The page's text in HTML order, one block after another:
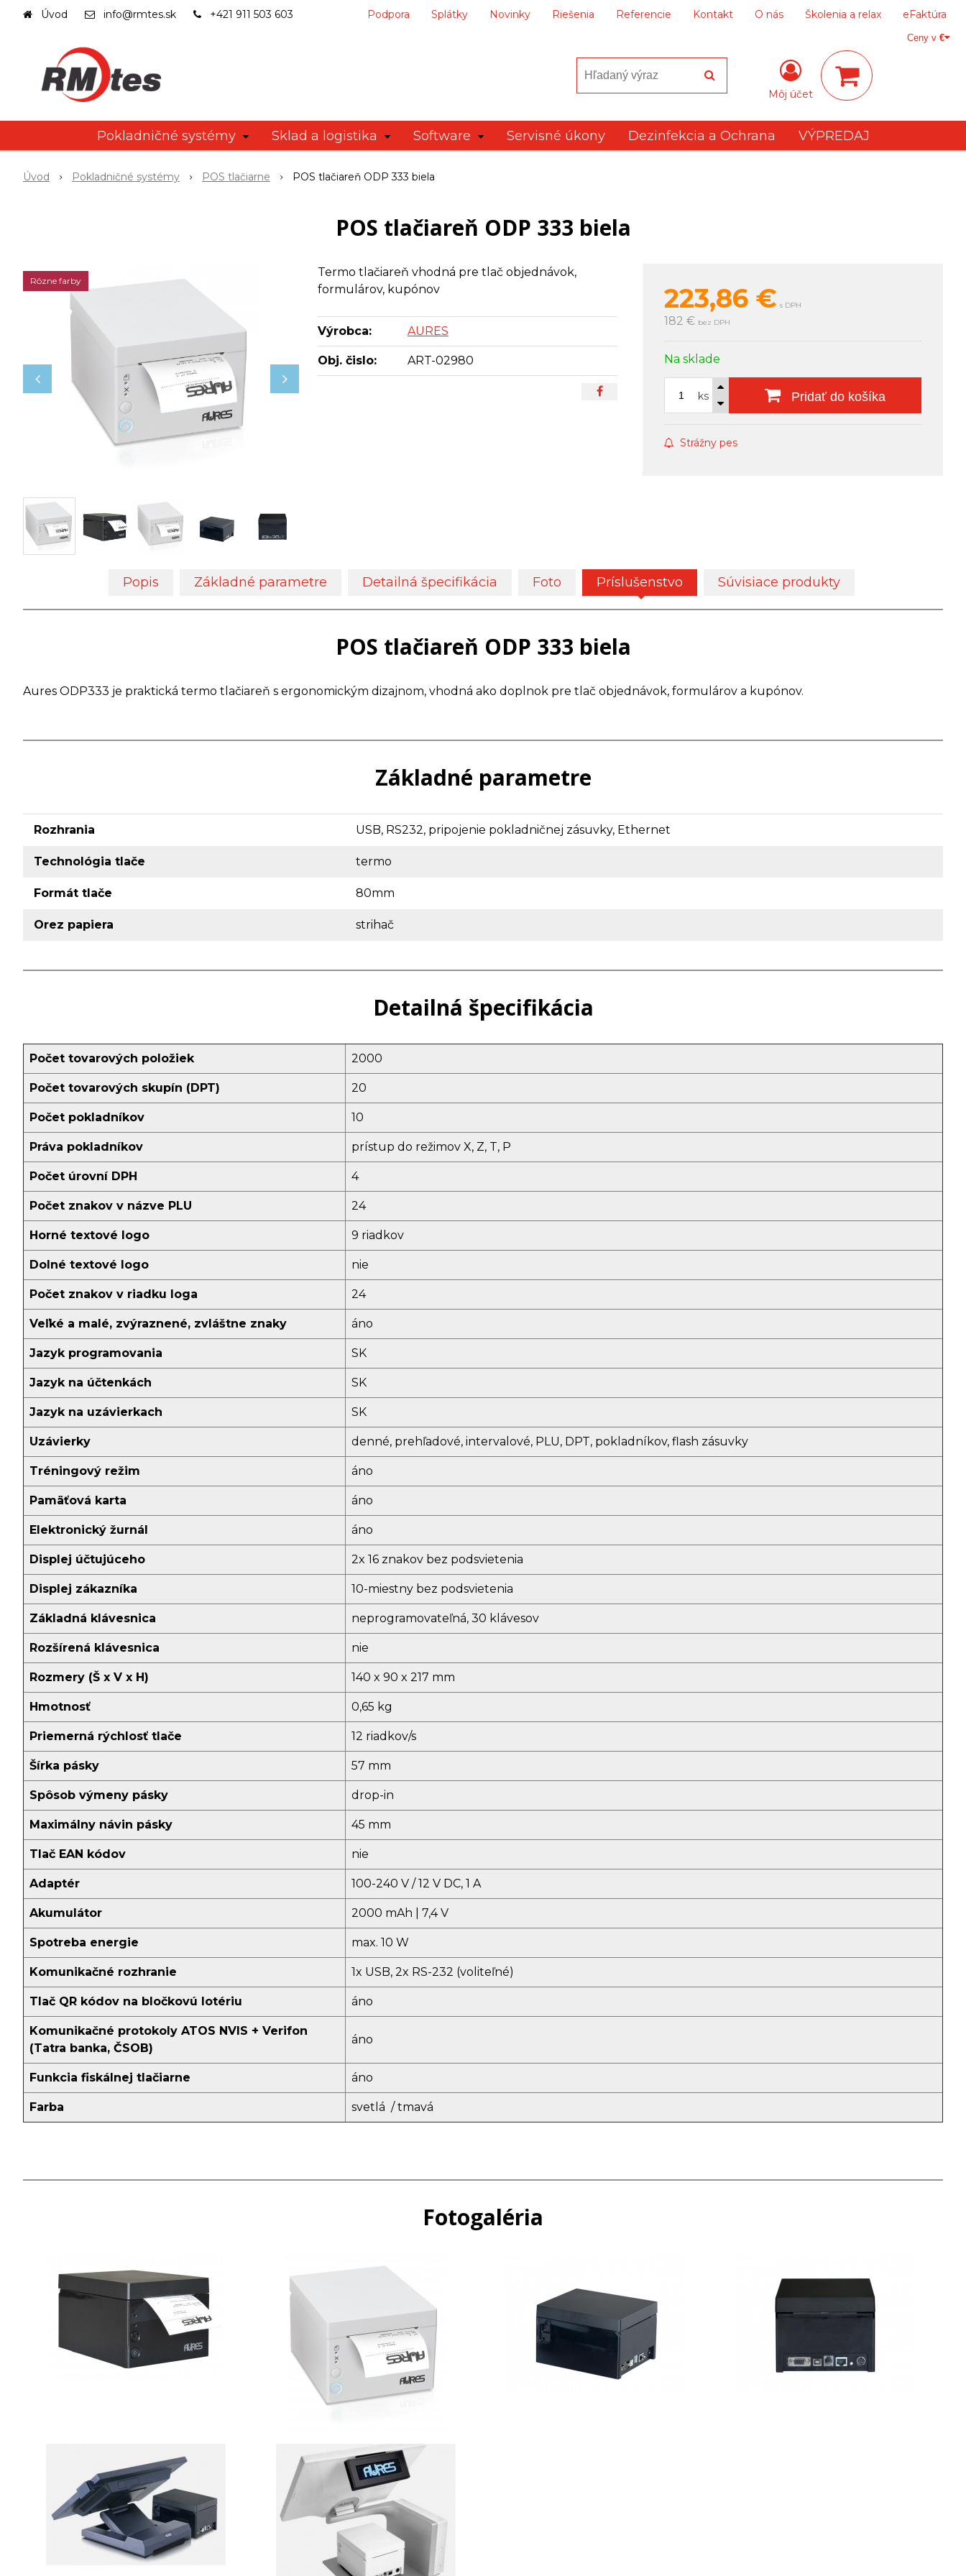
Úvod info@rmtes.sk +421 911 503 603 Podpora Splátky Novinky Riešenia Referencie Kontakt O nás Školenia a relax eFaktúra
Môj účet
Ceny v €
Pokladničné systémy Sklad a logistika Software Servisné úkony Dezinfekcia a Ochrana VÝPREDAJ
Úvod Pokladničné systémy POS tlačiarne POS tlačiareň ODP 333 biela
POS tlačiareň ODP 333 biela
Rôzne farby
223,86 € s DPH
182 € bez DPH
Na sklade
ks Pridať do košíka
Strážny pes
Termo tlačiareň vhodná pre tlač objednávok,
formulárov, kupónov
Výrobca: AURES
Obj. čislo: ART-02980
Popis Základné parametre Detailná špecifikácia Foto Príslušenstvo Súvisiace produkty
POS tlačiareň ODP 333 biela
Aures ODP333 je praktická termo tlačiareň s ergonomickým dizajnom, vhodná ako doplnok pre tlač objednávok, formulárov a kupónov.
Základné parametre
Rozhrania USB, RS232, pripojenie pokladničnej zásuvky, Ethernet
Technológia tlače termo
Formát tlače 80mm
Orez papiera strihač
Detailná špecifikácia
Počet tovarových položiek 2000
Počet tovarových skupín (DPT) 20
Počet pokladníkov 10
Práva pokladníkov prístup do režimov X, Z, T, P
Počet úrovní DPH 4
Počet znakov v názve PLU 24
Horné textové logo 9 riadkov
Dolné textové logo nie
Počet znakov v riadku loga 24
Veľké a malé, zvýraznené, zvláštne znaky áno
Jazyk programovania SK
Jazyk na účtenkách SK
Jazyk na uzávierkach SK
Uzávierky denné, prehľadové, intervalové, PLU, DPT, pokladníkov, flash zásuvky
Tréningový režim áno
Pamäťová karta áno
Elektronický žurnál áno
Displej účtujúceho 2x 16 znakov bez podsvietenia
Displej zákazníka 10-miestny bez podsvietenia
Základná klávesnica neprogramovateľná, 30 klávesov
Rozšírená klávesnica nie
Rozmery (Š x V x H) 140 x 90 x 217 mm
Hmotnosť 0,65 kg
Priemerná rýchlosť tlače 12 riadkov/s
Šírka pásky 57 mm
Spôsob výmeny pásky drop-in
Maximálny návin pásky 45 mm
Tlač EAN kódov nie
Adaptér 100-240 V / 12 V DC, 1 A
Akumulátor 2000 mAh | 7,4 V
Spotreba energie max. 10 W
Komunikačné rozhranie 1x USB, 2x RS-232 (voliteľné)
Tlač QR kódov na bločkovú lotériu áno
Komunikačné protokoly ATOS NVIS + Verifon
(Tatra banka, ČSOB)
áno
Funkcia fiskálnej tlačiarne áno
Farba svetlá / tmavá
Fotogaléria